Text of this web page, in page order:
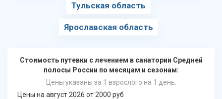
Тульская область
Ярославская область
Стоимость путевки с лечением в санатории Средней
полосы России по месяцам и сезонам:
Цены указаны за 1 взрослого на 1 день.
Цены на август 2026 от 2000 руб